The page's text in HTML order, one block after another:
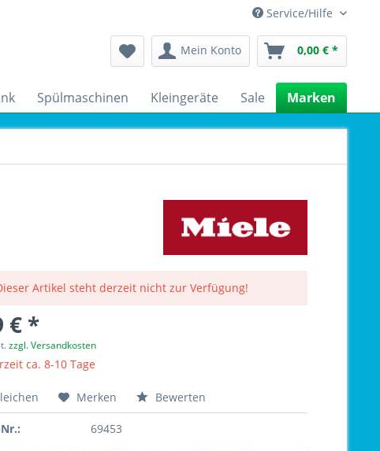
Service/Hilfe
Mein Konto 0,00 € *
Spülmaschinen Kleingeräte Sale Marken
Artikel steht derzeit nicht zur Verfügung!
€ *
zzgl. Versandkosten
ca. 8-10 Tage
Merken Bewerten
69453